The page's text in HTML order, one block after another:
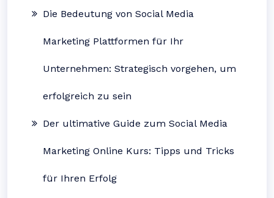
Die Bedeutung von Social Media
Marketing Plattformen für Ihr
Unternehmen: Strategisch vorgehen, um
erfolgreich zu sein
Der ultimative Guide zum Social Media
Marketing Online Kurs: Tipps und Tricks
für Ihren Erfolg